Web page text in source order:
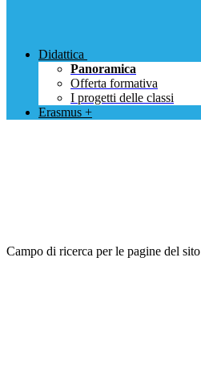
Didattica
Panoramica
Offerta formativa
I progetti delle classi
Erasmus +
Campo di ricerca per le pagine del sito